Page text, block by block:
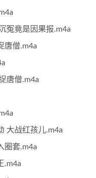
冤竟是因果报.m4a
唐僧.m4a
唐僧.m4a
大战红孩儿.m4a
圈套.m4a
.m4a